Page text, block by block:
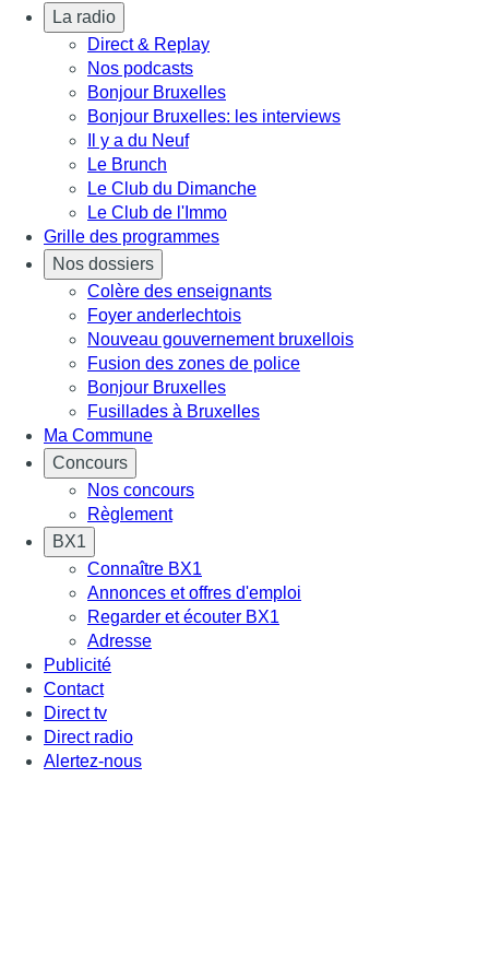
La radio
Direct & Replay
Nos podcasts
Bonjour Bruxelles
Bonjour Bruxelles: les interviews
Il y a du Neuf
Le Brunch
Le Club du Dimanche
Le Club de l'Immo
Grille des programmes
Nos dossiers
Colère des enseignants
Foyer anderlechtois
Nouveau gouvernement bruxellois
Fusion des zones de police
Bonjour Bruxelles
Fusillades à Bruxelles
Ma Commune
Concours
Nos concours
Règlement
BX1
Connaître BX1
Annonces et offres d'emploi
Regarder et écouter BX1
Adresse
Publicité
Contact
Direct tv
Direct radio
Alertez-nous